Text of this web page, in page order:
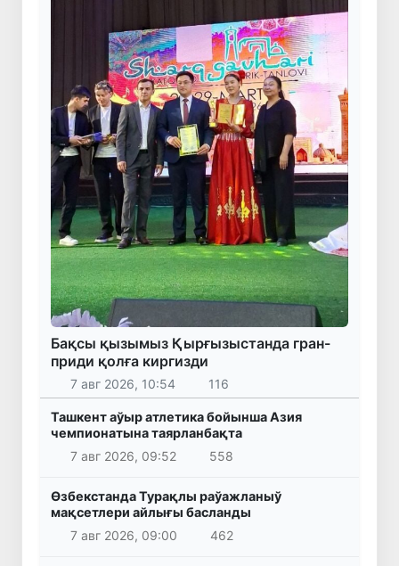
Бақсы қызымыз Қырғызыстанда гран-
приди қолға киргизди
7 авг 2026, 10:54 116
Ташкент аўыр атлетика бойынша Азия
чемпионатына таярланбақта
7 авг 2026, 09:52
558
Өзбекстанда Турақлы раўажланыў
мақсетлери айлығы басланды
7 авг 2026, 09:00
462